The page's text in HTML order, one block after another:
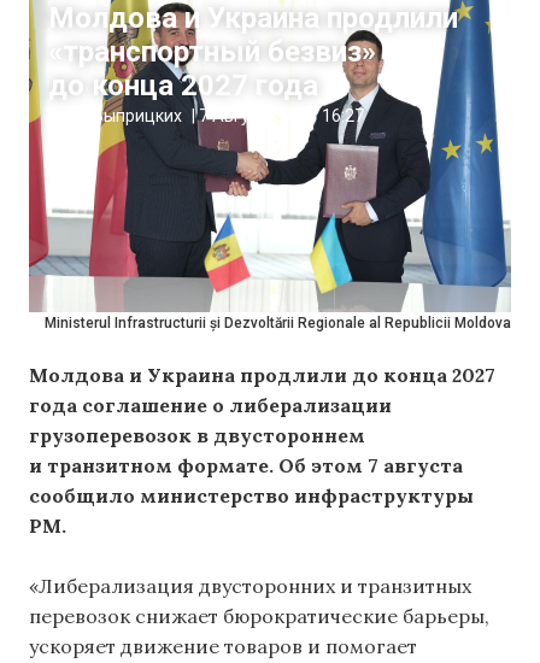
Ministerul Infrastructurii și Dezvoltării Regionale al Republicii Moldova
Молдова и Украина продлили
«транспортный безвиз»
до конца 2027 года
Анна Выприцких |7 Август, 2025 16:27
Молдова и Украина продлили до конца 2027
года соглашение о либерализации
грузоперевозок в двустороннем
и транзитном формате. Об этом 7 августа
сообщило министерство инфраструктуры
РМ.
«Либерализация двусторонних и транзитных
перевозок снижает бюрократические барьеры,
ускоряет движение товаров и помогает